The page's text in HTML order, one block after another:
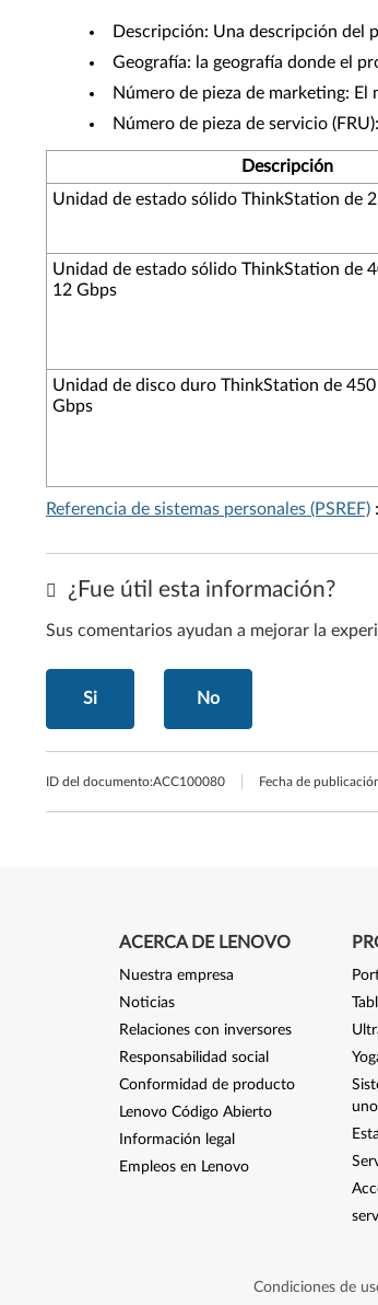
Descripción: Una descripción del
Geografía: la geografía donde el
Número de pieza de marketing:
Número de pieza de servicio
Descripción
Unidad de estado sólido ThinkStation de
Unidad de estado sólido ThinkStation de
12 Gbps
Unidad de disco duro ThinkStation de 450
Gbps
Referencia de sistemas personales (PSREF)
¿Fue útil esta información?
Sus comentarios ayudan a mejorar la
Si No
ID del documento:ACC100080 Fecha de
ACERCA DE LENOVO
Nuestra empresa
Noticias
Relaciones con inversores
Responsabilidad social
Conformidad de producto
Lenovo Código Abierto
Información legal
Empleos en Lenovo
uno
Condiciones de